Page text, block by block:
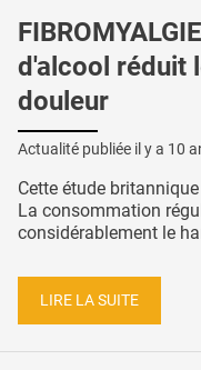
d'alcool réduit
douleur
Actualité publiée il y a 10
Cette étude
La consommation
considérablement le
LIRE LA SUITE